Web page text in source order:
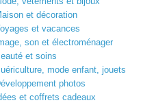
et décoration
et vacances
son et électroménager
et soins
mode enfant, jouets
photos
et coffrets cadeaux